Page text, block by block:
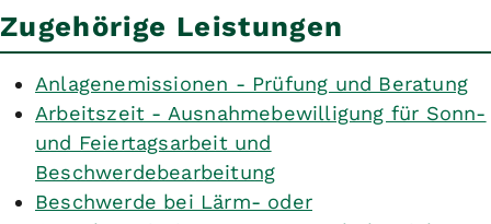
Zugehörige Leistungen
Anlagenemissionen - Prüfung und Beratung
Arbeitszeit - Ausnahmebewilligung für Sonn-
und Feiertagsarbeit und
Beschwerdebearbeitung
Beschwerde bei Lärm- oder